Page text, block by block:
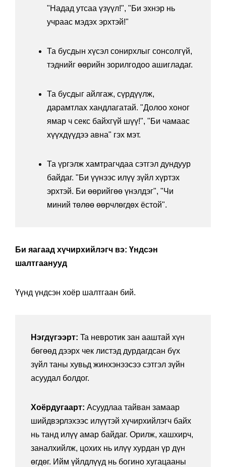
"Надад утсаа үзүүл!", "Би эхнэр нь
учраас мэдэх эрхтэй!"
Та бусдын хүсэл сонирхлыг сонсолгүй,
тэднийг өөрийн зорилгодоо ашигладаг.
Та бусдыг айлгаж, сүрдүүлж,
дарамтлах хандлагатай. "Долоо хоног
ямар ч секс байхгүй шүү!", "Би чамаас
хүүхдүүдээ авна" гэх мэт.
Та үргэлж хамтрагчдаа сэтгэл дундуур
байдаг. "Би үүнээс илүү зүйл хүртэх
эрхтэй. Би өөрийгөө үнэлдэг", "Чи
миний төлөө өөрчлөгдөх ёстой".
Би яагаад хүчирхийлэгч вэ: Үндсэн
шалтгаанууд
Үүнд үндсэн хоёр шалтгаан бий.
Нэгдүгээрт: Ta невротик зан ааштай хүн
бөгөөд дээрх чек листэд дурдагдсан бүх
зүйл таны хувьд жинхэнээсээ сэтгэл зүйн
асуудал болдог.
Хоёрдугаарт: Асуудлаа тайван замаар
шийдвэрлэхээс илүүтэй хүчирхийлэгч байх
нь танд илүү амар байдаг. Орилж, хашхирч,
заналхийлж, цохих нь илүү хурдан үр дүн
өгдөг. Ийм үйлдлүүд нь богино хугацааны